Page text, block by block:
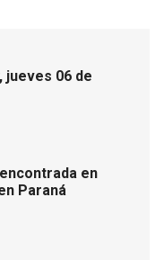
jueves 06 de
en
Paraná